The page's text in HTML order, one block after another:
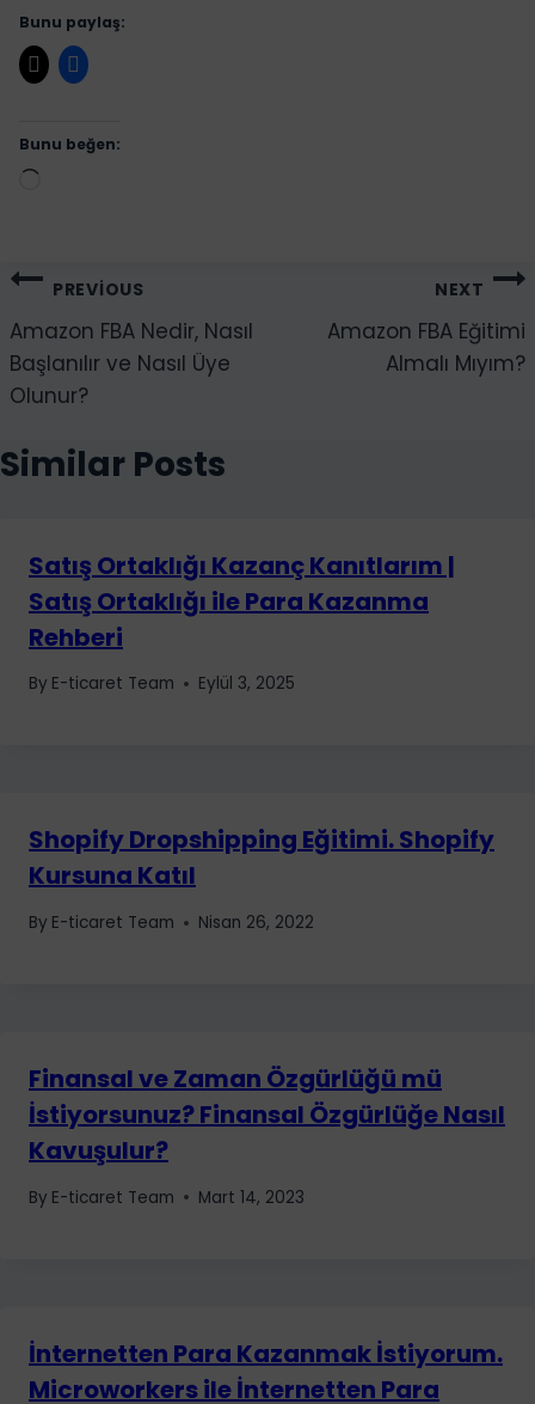
Bunu paylaş:
Bunu beğen:
Yazı
gezinmesi
PREVIOUS
Amazon FBA Nedir, Nasıl
Başlanılır ve Nasıl Üye
Olunur?
NEXT
Amazon FBA Eğitimi
Almalı Mıyım?
Similar Posts
Satış Ortaklığı Kazanç Kanıtlarım |
Satış Ortaklığı ile Para Kazanma
Rehberi
By E-ticaret Team Eylül 3, 2025
Shopify Dropshipping Eğitimi. Shopify
Kursuna Katıl
By E-ticaret Team Nisan 26, 2022
Finansal ve Zaman Özgürlüğü mü
İstiyorsunuz? Finansal Özgürlüğe Nasıl
Kavuşulur?
By E-ticaret Team Mart 14, 2023
İnternetten Para Kazanmak İstiyorum.
Microworkers ile İnternetten Para